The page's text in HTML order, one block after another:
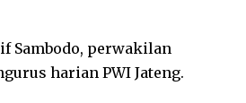
Sambodo, perwakilan
harian PWI Jateng.